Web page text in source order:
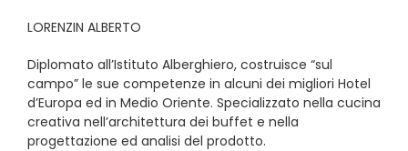
LORENZIN ALBERTO
Diplomato all’Istituto Alberghiero, costruisce “sul
campo” le sue competenze in alcuni dei migliori Hotel
d’Europa ed in Medio Oriente. Specializzato nella cucina
creativa nell’architettura dei buffet e nella
progettazione ed analisi del prodotto.